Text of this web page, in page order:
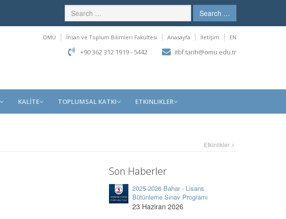
Search …
OMÜ İnsan ve Toplum Bilimleri Fakültesi Anasayfa İletişim EN
+90 362 312 1919 - 5442 itbf.tarih@omu.edu.tr
KALİTE TOPLUMSAL KATKI ETKINLIKLER
Etkinlikler
Son Haberler
2025-2026 Bahar - Lisans
Bütünleme Sınav Programı
23 Haziran 2026